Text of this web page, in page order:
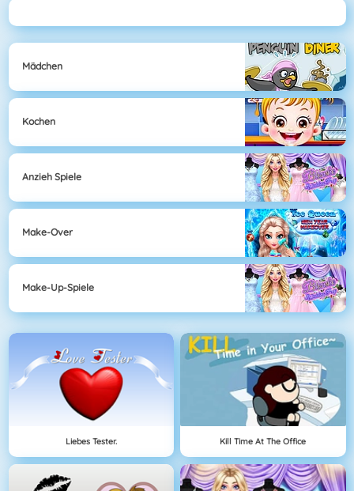
Mädchen
Kochen
Anzieh Spiele
Make-Over
Make-Up-Spiele
Liebes Tester. Kill Time At The Office